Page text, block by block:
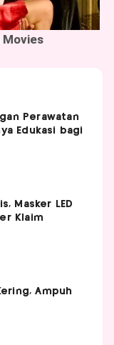
Perawatan
Edukasi bagi
Masker LED
Klaim
Ampuh